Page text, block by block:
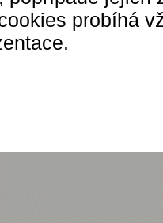
probíhá